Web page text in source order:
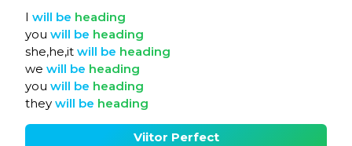
I will be heading
you will be heading
she,he,it will be heading
we will be heading
you will be heading
they will be heading
Viitor Perfect